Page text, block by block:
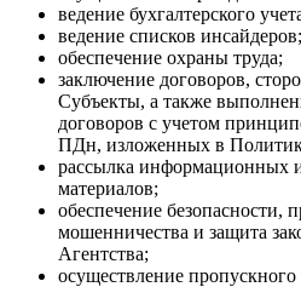
ведение бухгалтерского
ведение списков инсайдеров;
обеспечение охраны труда;
заключение договоров,
Субъекты, а также
договоров с учетом
ПДн, изложенных в
рассылка информационных
материалов;
обеспечение безопасности,
мошенничества и защита
Агентства;
осуществление